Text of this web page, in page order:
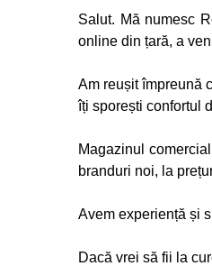
Salut. Mă numesc
online din țară, a
Am reușit împreună
îți sporești confortul
Magazinul
branduri noi, la
Avem experiență și
Dacă vrei să fii la